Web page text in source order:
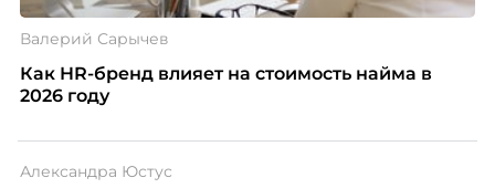
Валерий Сарычев
Как HR-бренд влияет на стоимость найма в
2026 году
Александра Юстус